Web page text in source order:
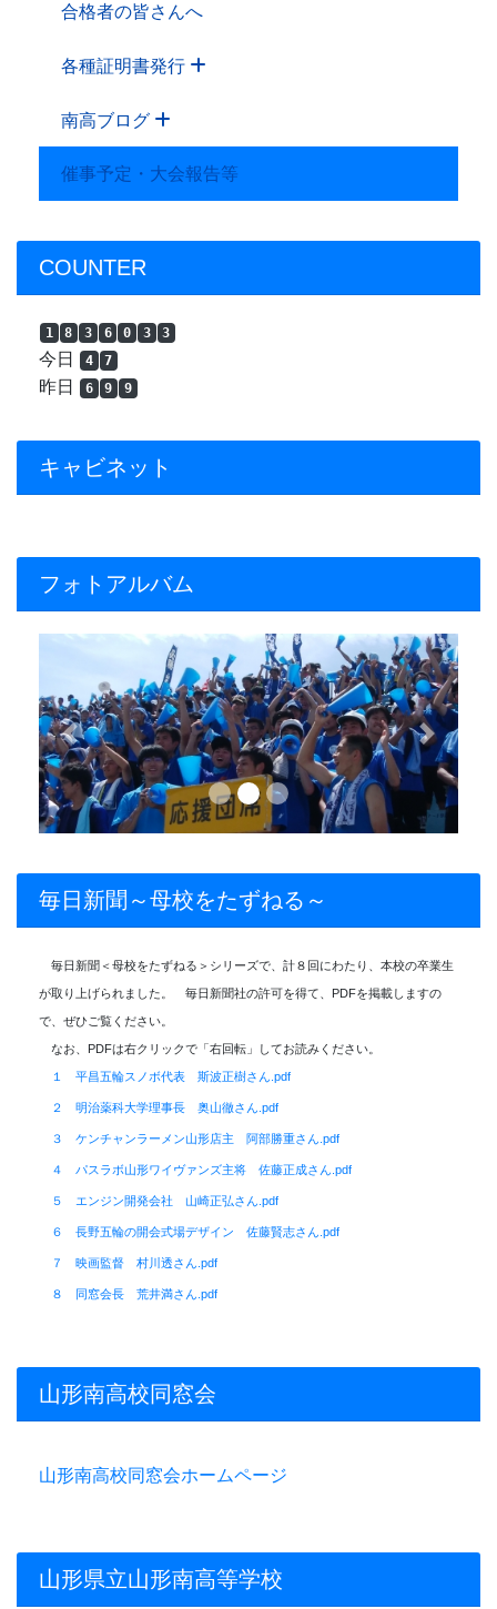
合格者の皆さんへ
各種証明書発行
南高ブログ
催事予定・大会報告等
COUNTER
1 8 3 6 0 3 3
今日 4 7
昨日 6 9 9
キャビネット
フォトアルバム
Previous Next
毎日新聞～母校をたずねる～
毎日新聞＜母校をたずねる＞シリーズで、計８回にわたり、本校の卒業生
が取り上げられました。 毎日新聞社の許可を得て、PDFを掲載しますの
で、ぜひご覧ください。
なお、PDFは右クリックで「右回転」してお読みください。
１ 平昌五輪スノボ代表 斯波正樹さん.pdf
２ 明治薬科大学理事長 奥山徹さん.pdf
３ ケンチャンラーメン山形店主 阿部勝重さん.pdf
４ パスラボ山形ワイヴァンズ主将 佐藤正成さん.pdf
５ エンジン開発会社 山崎正弘さん.pdf
６ 長野五輪の開会式場デザイン 佐藤賢志さん.pdf
７ 映画監督 村川透さん.pdf
８ 同窓会長 荒井満さん.pdf
山形南高校同窓会
山形南高校同窓会ホームページ
山形県立山形南高等学校